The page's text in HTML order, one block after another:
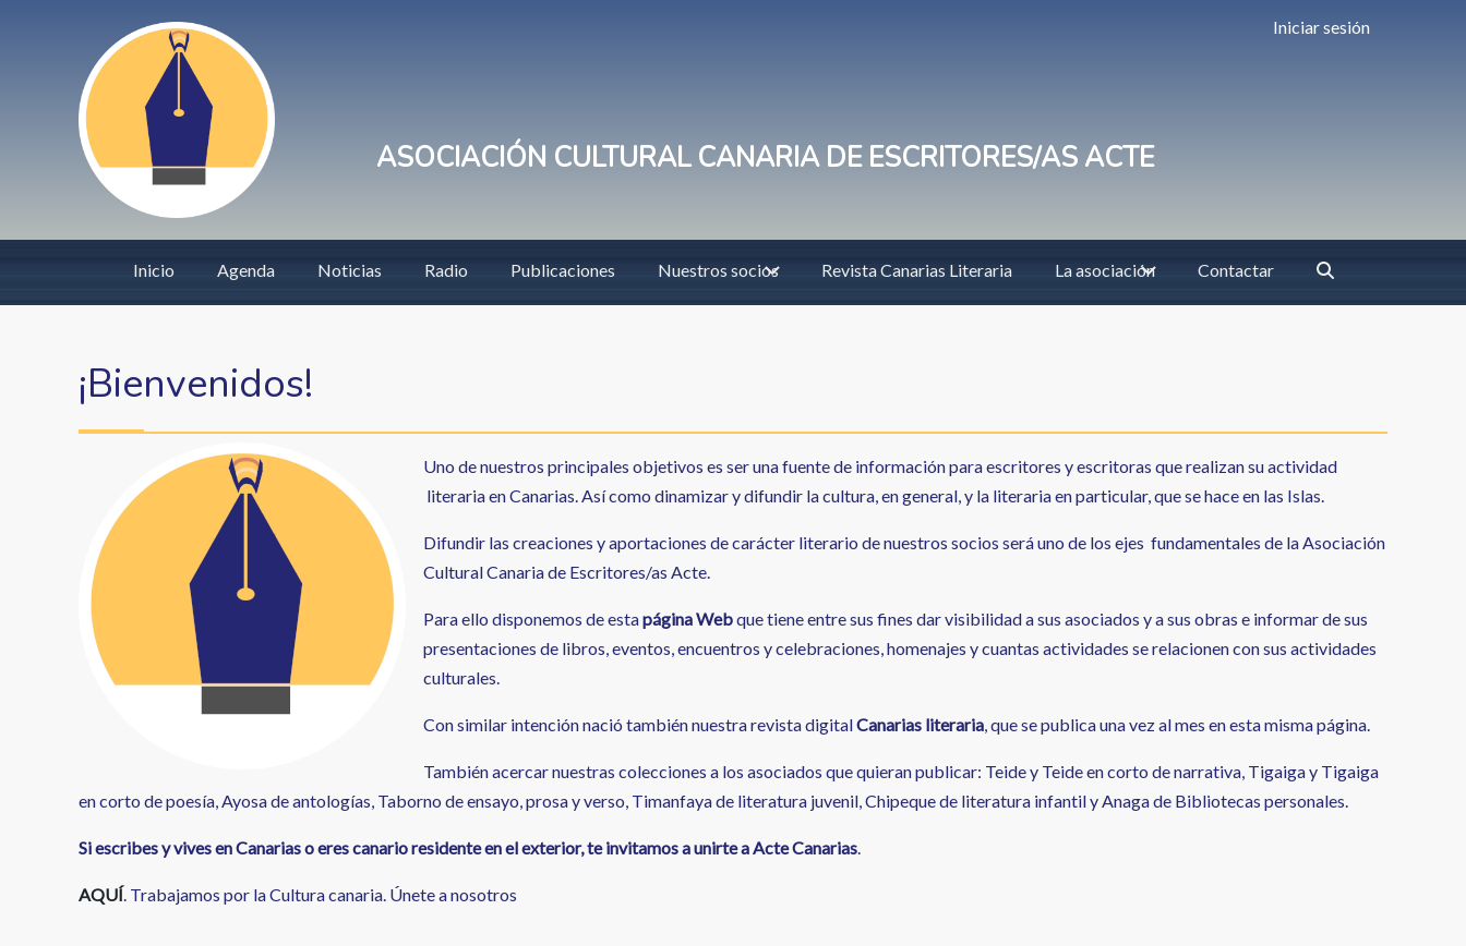
User
account
menu
Iniciar sesión
ASOCIACIÓN CULTURAL CANARIA DE ESCRITORES/AS ACTE
Main
navigation
Inicio Agenda Noticias Radio Publicaciones Nuestros socios Revista Canarias Literaria La asociación Contactar
¡Bienvenidos!
Uno de nuestros principales objetivos es ser una fuente de información para escritores y escritoras que realizan su actividad
literaria en Canarias. Así como dinamizar y difundir la cultura, en general, y la literaria en particular, que se hace en las Islas.
Difundir las creaciones y aportaciones de carácter literario de nuestros socios será uno de los ejes fundamentales de la Asociación
Cultural Canaria de Escritores/as Acte.
Para ello disponemos de estapágina Webque tiene entre sus fines dar visibilidad a sus asociados y a sus obras e informar de sus
presentaciones de libros, eventos, encuentros y celebraciones, homenajes y cuantas actividades se relacionen con sus actividades
culturales.
Con similar intención nació también nuestra revista digitalCanarias literaria, que se publica una vez al mes en esta misma página.
También acercar nuestras colecciones a los asociados que quieran publicar: Teide y Teide en corto de narrativa, Tigaiga y Tigaiga
en corto de poesía, Ayosa de antologías, Taborno de ensayo, prosa y verso, Timanfaya de literatura juvenil, Chipeque de literatura infantil y Anaga de Bibliotecas personales.
Si escribes y vives en Canarias o eres canario residente en el exterior, te invitamos a unirte a Acte Canarias.
AQUÍ. Trabajamos por la Cultura canaria. Únete a nosotros